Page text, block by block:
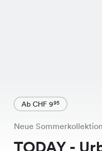
Ab CHF 995
Neue
TODAY -